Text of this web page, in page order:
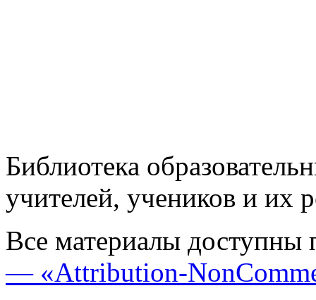
Библиотека
учителей, учеников и их
Все материалы доступны
— «Attribution-